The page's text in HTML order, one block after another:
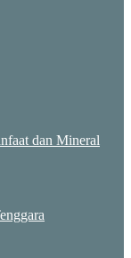
dan Mineral